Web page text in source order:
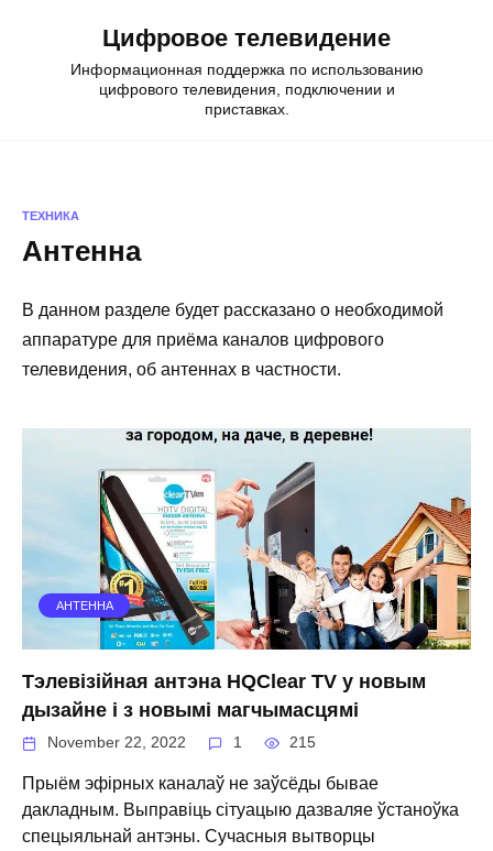
Цифровое телевидение
Информационная поддержка по использованию
цифрового телевидения, подключении и
приставках.
ТЕХНИКА
Антенна
В данном разделе будет рассказано о необходимой
аппаратуре для приёма каналов цифрового
телевидения, об антеннах в частности.
АНТЕННА
Тэлевізійная антэна HQClear TV у новым
дызайне і з новымі магчымасцямі
November 22, 2022 1 215
Прыём эфірных каналаў не заўсёды бывае
дакладным. Выправіць сітуацыю дазваляе ўстаноўка
спецыяльнай антэны. Сучасныя вытворцы